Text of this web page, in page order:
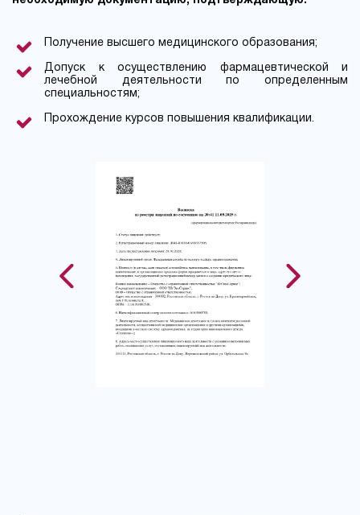
Получение высшего медицинского образования;
Допуск к осуществлению фармацевтической и
лечебной деятельности по определенным
специальностям;
Прохождение курсов повышения квалификации.